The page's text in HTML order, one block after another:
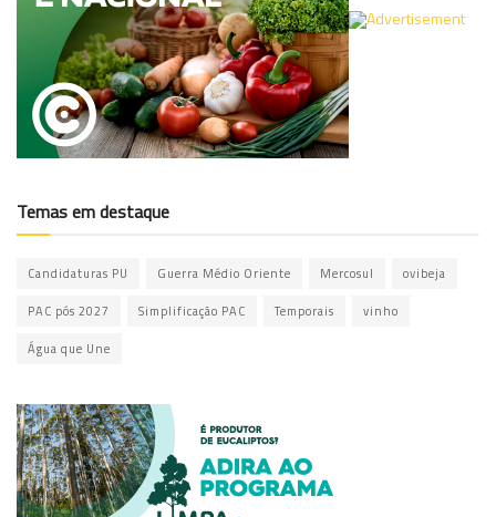
Temas em destaque
Candidaturas PU Guerra Médio Oriente Mercosul ovibeja
PAC pós 2027 Simplificação PAC Temporais vinho
Água que Une